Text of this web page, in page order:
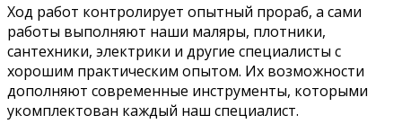
Ход работ контролирует опытный прораб, а сами
работы выполняют наши маляры, плотники,
сантехники, электрики и другие специалисты с
хорошим практическим опытом. Их возможности
дополняют современные инструменты, которыми
укомплектован каждый наш специалист.